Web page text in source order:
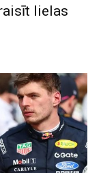
lielas